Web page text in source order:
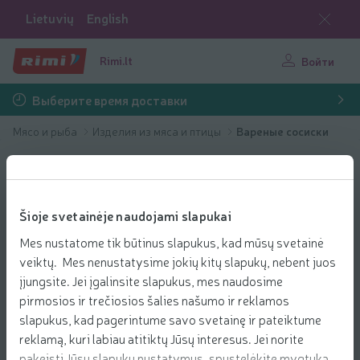
Šioje svetainėje naudojami slapukai
Mes nustatome tik būtinus slapukus, kad mūsų svetainė
veiktų. Mes nenustatysime jokių kitų slapukų, nebent juos
įjungsite. Jei įgalinsite slapukus, mes naudosime
pirmosios ir trečiosios šalies našumo ir reklamos
slapukus, kad pagerintume savo svetainę ir pateiktume
reklamą, kuri labiau atitiktų Jūsų interesus. Jei norite
Lietuvių English
Rimi.lt Войти
Выберите время доставки
Мясо и рыба Изделия из мяса и птицы Вареные сосиски